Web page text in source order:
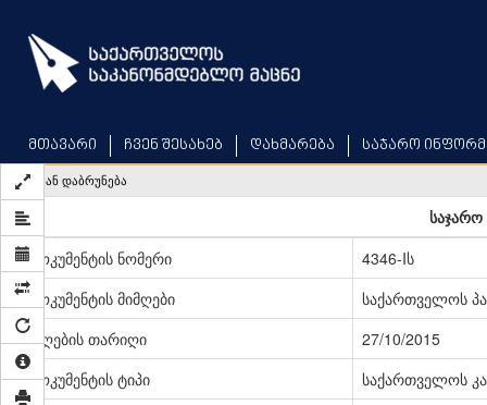
main
content
მთავარი ჩვენ შესახებ დახმარება საჯარო
უკან დაბრუნება
საჯარო
დოკუმენტის ნომერი
4346-Iს
დოკუმენტის მიმღები
საქართველოს
მიღების თარიღი
27/10/2015
დოკუმენტის ტიპი
საქართველოს